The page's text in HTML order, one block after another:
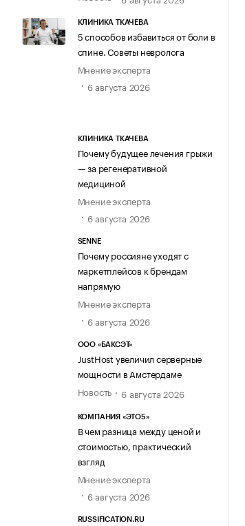
КЛИНИКА ТКАЧЕВА
5 способов избавиться от боли в
спине. Советы невролога
Мнение эксперта
6 августа 2026
КЛИНИКА ТКАЧЕВА
Почему будущее лечения грыжи
— за регенеративной
медициной
Мнение эксперта
6 августа 2026
SENNE
Почему россияне уходят с
маркетплейсов к брендам
напрямую
Мнение эксперта
6 августа 2026
ООО «БАКСЭТ»
JustHost увеличил серверные
мощности в Амстердаме
Новость
6 августа 2026
КОМПАНИЯ «ЭТО5»
В чем разница между ценой и
стоимостью, практический
взгляд
Мнение эксперта
6 августа 2026
RUSSIFICATION.RU